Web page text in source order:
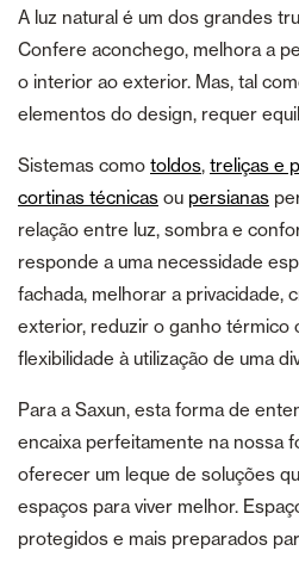
A luz natural é um dos grandes
Confere aconchego, melhora a
o interior ao exterior. Mas, tal
elementos do design, requer
Sistemas como toldos, treliças e
cortinas técnicas ou persianas
relação entre luz, sombra e
responde a uma necessidade
fachada, melhorar a privacidade,
exterior, reduzir o ganho térmico
flexibilidade à utilização de uma
Para a Saxun, esta forma de
encaixa perfeitamente na nossa
oferecer um leque de soluções
espaços para viver melhor.
protegidos e mais preparados